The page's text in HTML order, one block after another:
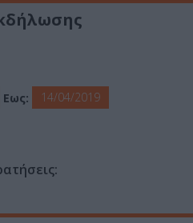
Εως: 14/04/2019